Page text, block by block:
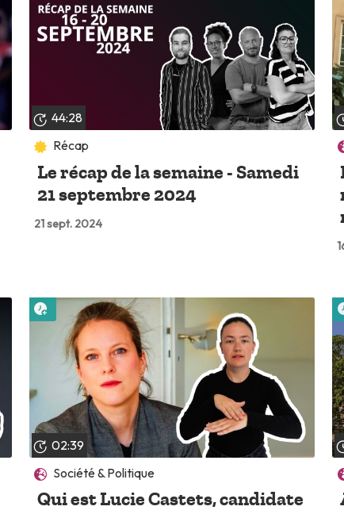
44:28
Récap
Le récap de la semaine - Samedi
21 septembre 2024
21 sept. 2024
02:39
Société & Politique
Qui est Lucie Castets, candidate
Lire plus tard